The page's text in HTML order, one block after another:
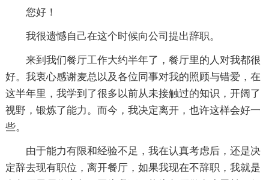
您好！
我很遗憾自己在这个时候向公司提出辞职。
来到我们餐厅工作大约半年了，餐厅里的人对我都很
好。我衷心感谢麦总以及各位同事对我的照顾与错爱，在
这半年里，我学到了很多以前从未接触过的知识，开阔了
视野，锻炼了能力。而今，我决定离开，也许这样会好一
些。
由于能力有限和经验不足，我在认真考虑后，还是决
定辞去现有职位，离开餐厅，如果我现在不辞职，我就是